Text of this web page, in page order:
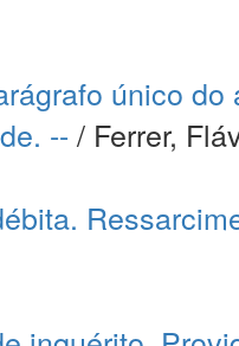
único
-- / Ferrer,